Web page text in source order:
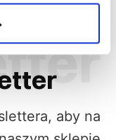
aby na